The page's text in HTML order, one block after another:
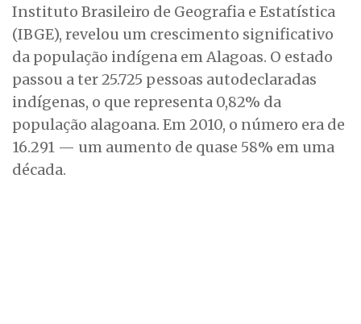
Instituto Brasileiro de Geografia e Estatística
(IBGE), revelou um crescimento significativo
da população indígena em Alagoas. O estado
passou a ter 25.725 pessoas autodeclaradas
indígenas, o que representa 0,82% da
população alagoana. Em 2010, o número era de
16.291 — um aumento de quase 58% em uma
década.